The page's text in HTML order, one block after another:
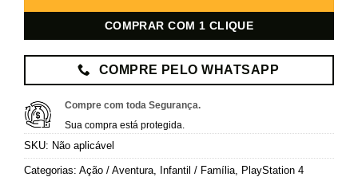
COMPRAR COM 1 CLIQUE
COMPRE PELO WHATSAPP
Compre com toda Segurança.
Sua compra está protegida.
SKU: Não aplicável
Categorias: Ação / Aventura Infantil / Família PlayStation 4